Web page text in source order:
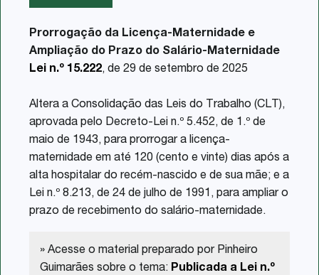
Prorrogação da Licença-Maternidade e
Ampliação do Prazo do Salário-Maternidade
Lei n.º 15.222, de 29 de setembro de 2025
Altera a Consolidação das Leis do Trabalho (CLT),
aprovada pelo Decreto-Lei n.º 5.452, de 1.º de
maio de 1943, para prorrogar a licença-
maternidade em até 120 (cento e vinte) dias após a
alta hospitalar do recém-nascido e de sua mãe; e a
Lei n.º 8.213, de 24 de julho de 1991, para ampliar o
prazo de recebimento do salário-maternidade.
» Acesse o material preparado por Pinheiro
Guimarães sobre o tema: Publicada a Lei n.º